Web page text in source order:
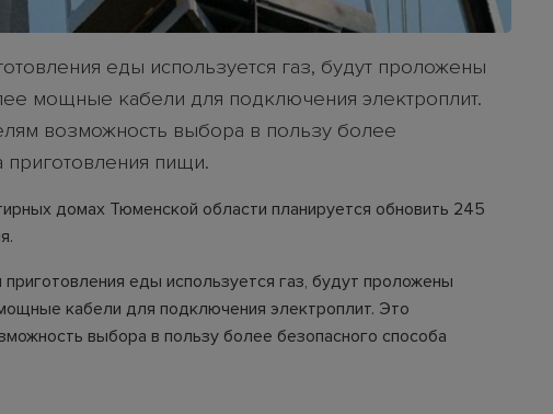
еды используется газ, будут проложены
мощные кабели для подключения электроплит.
возможность выбора в пользу более
приготовления пищи.
домах Тюменской области планируется обновить 245
еды используется газ, будут проложены
кабели для подключения электроплит. Это
выбора в пользу более безопасного способа